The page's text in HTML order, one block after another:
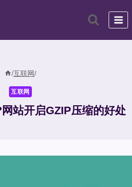
/互联网/
互联网
站开启GZIP压缩的好处